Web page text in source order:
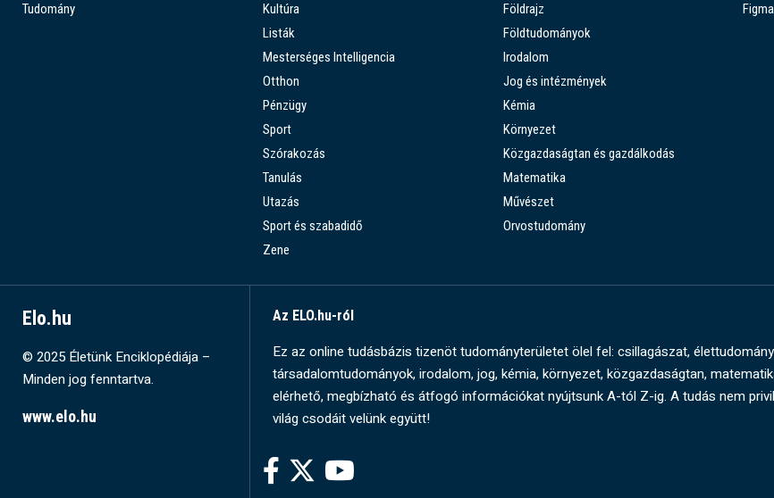
Tudomány
Kultúra
Listák
Mesterséges Intelligencia
Otthon
Pénzügy
Sport
Szórakozás
Tanulás
Utazás
Sport és szabadidő
Zene
Földrajz
Földtudományok
Irodalom
Jog és intézmények
Kémia
Környezet
Közgazdaságtan és gazdálkodás
Matematika
Művészet
Orvostudomány
Elo.hu
© 2025 Életünk Enciklopédiája –
Minden jog fenntartva.
www.elo.hu
Az ELO.hu-ról
Ez az online tudásbázis tizenöt tudományterületet ölel fel: csillagászat,
társadalomtudományok, irodalom, jog, kémia, környezet, közgazdaságtan,
elérhető, megbízható és átfogó információkat nyújtsunk A-tól Z-ig. A tudás nem
világ csodáit velünk együtt!